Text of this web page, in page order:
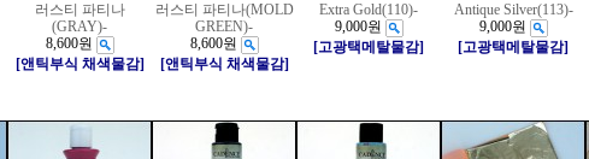
러스티 파티나
(GRAY)-
8,600원
[앤틱부식 채색물감]
러스티 파티나(MOLD
GREEN)-
8,600원
[앤틱부식 채색물감]
Extra Gold(110)-
9,000원
[고광택메탈물감]
Antique Silver(113)-
9,000원
[고광택메탈물감]